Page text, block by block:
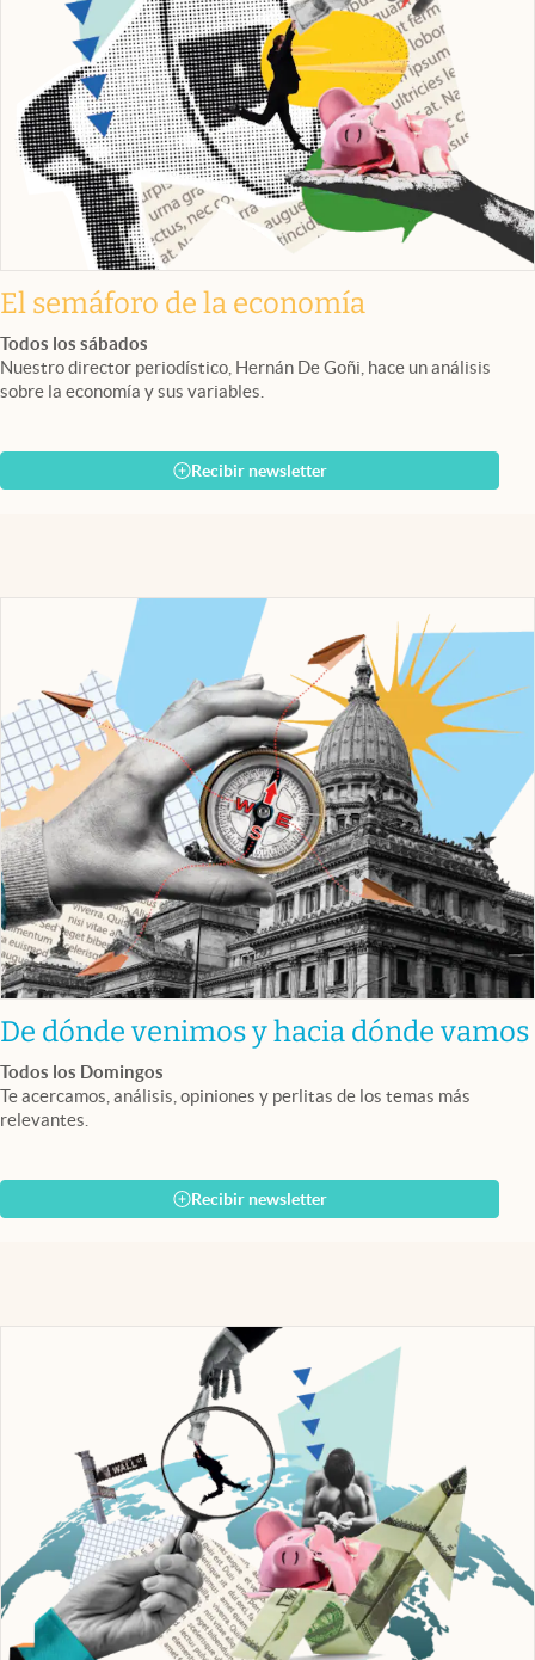
El semáforo de la economía
Todos los sábados
Nuestro director periodístico, Hernán De Goñi, hace un análisis
sobre la economía y sus variables.
Recibir newsletter
De dónde venimos y hacia dónde vamos
Todos los Domingos
Te acercamos, análisis, opiniones y perlitas de los temas más
relevantes.
Recibir newsletter